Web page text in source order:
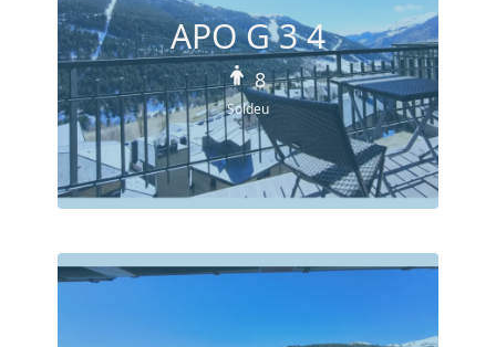
APO G 3 4
8
Soldeu